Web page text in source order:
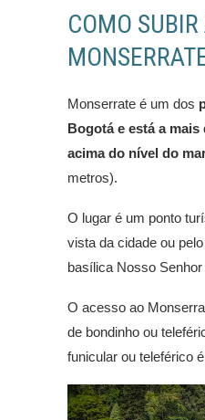
COMO SUBIR
Monserrate é um dos
Bogotá e está a
acima do nível do
metros).
O lugar é um ponto
vista da cidade ou
basílica Nosso
O acesso ao
de bondinho ou
funicular ou teleférico